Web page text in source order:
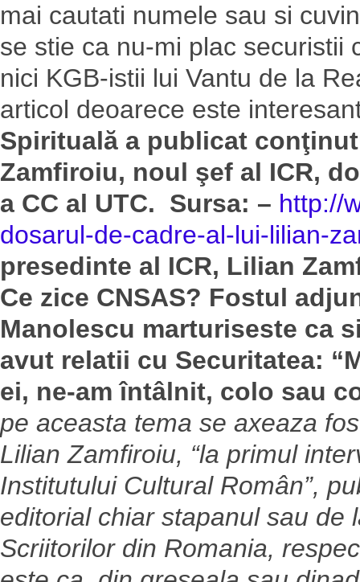
mai cautati numele sau si
se stie ca nu-mi plac securistii
nici KGB-istii lui Vantu de la
articol deoarece este
Spirituală a publicat
Zamfiroiu, noul şef al ICR,
a CC al UTC. Sursa: – http://
dosarul-de-cadre-al-lui-lilian-
presedinte al ICR, Lilian
Ce zice CNSAS? Fostul
Manolescu marturiseste ca
avut relatii cu Securitatea:
ei, ne-am întâlnit, colo sau
pe aceasta tema se axeaza
Lilian Zamfiroiu, “la primul
Institutului Cultural Român”,
editorial chiar stapanul sau de
Scriitorilor din Romania,